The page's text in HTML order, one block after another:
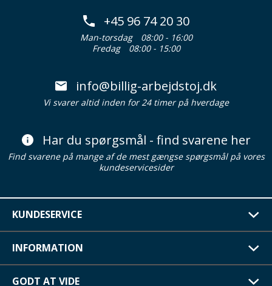
+45 96 74 20 30
Man-torsdag
08:00 - 16:00
Fredag
08:00 - 15:00
info@billig-arbejdstoj.dk
Vi svarer altid inden for 24 timer på hverdage
Har du spørgsmål - find svarene her
Find svarene på mange af de mest gængse spørgsmål på vores
kundeservicesider
KUNDESERVICE
INFORMATION
GODT AT VIDE